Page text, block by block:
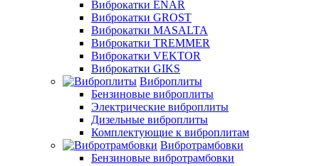
Виброкатки ENAR
Виброкатки GROST
Виброкатки MASALTA
Виброкатки TREMMER
Виброкатки VEKTOR
Виброкатки GIKS
Виброплиты
Бензиновые виброплиты
Электрические виброплиты
Дизельные виброплиты
Комплектующие к виброплитам
Вибротрамбовки
Бензиновые вибротрамбовки